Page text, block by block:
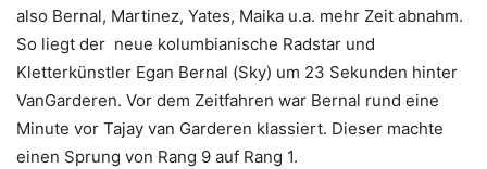
also Bernal, Martinez, Yates, Maika u.a. mehr Zeit abnahm.
So liegt der neue kolumbianische Radstar und
Kletterkünstler Egan Bernal (Sky) um 23 Sekunden hinter
VanGarderen. Vor dem Zeitfahren war Bernal rund eine
Minute vor Tajay van Garderen klassiert. Dieser machte
einen Sprung von Rang 9 auf Rang 1.